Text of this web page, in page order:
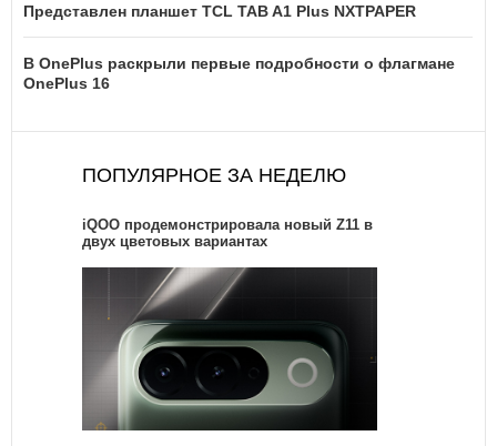
Представлен планшет TCL TAB A1 Plus NXTPAPER
В OnePlus раскрыли первые подробности о флагмане
OnePlus 16
ПОПУЛЯРНОЕ ЗА НЕДЕЛЮ
iQOO продемонстрировала новый Z11 в
двух цветовых вариантах